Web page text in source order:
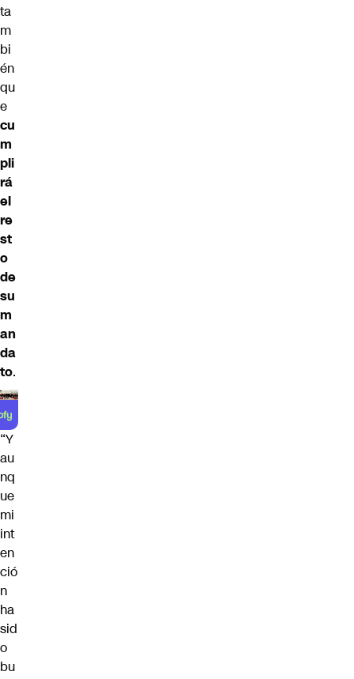
ta
m
bi
én
qu
e
cu
m
pli
rá
el
re
st
o
de
su
m
an
da
to.
“Y
au
nq
ue
mi
int
en
ció
n
ha
sid
o
bu